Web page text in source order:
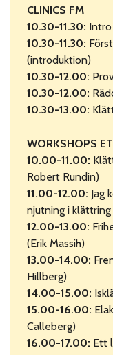
CLINICS FM
10.30-11.30:
10.30-11.30:
(introduktion)
10.30-12.00:
10.30-12.00:
10.30-13.00:
WORKSHOPS
10.00-11.00:
Robert Rundin)
11.00-12.00: Jag
njutning i
12.00-13.00:
(ErikMassih)
13.00-14.00:
Hillberg)
14.00-15.00:
15.00-16.00:
Calleberg)
16.00-17.00: Ett